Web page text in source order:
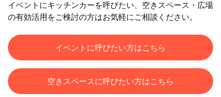
イベントにキッチンカーを呼びたい、空きスペース・広場
の有効活用をご検討の方はお気軽にご相談ください。
イベントに呼びたい方はこちら
空きスペースに呼びたい方はこちら